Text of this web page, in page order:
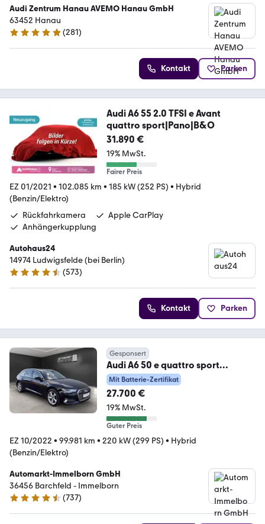
Audi Zentrum Hanau AVEMO Hanau GmbH
63452 Hanau
4.9 Sterne
(281)
Kontakt Parken
Audi A6 55 2.0 TFSI e Avant
quattro sport|Pano|B&O
31.890 €
19% MwSt.
Fairer Preis
EZ 01/2021 • 102.085 km • 185 kW (252 PS) • Hybrid
(Benzin/Elektro)
Rückfahrkamera
Apple CarPlay
Anhängerkupplung
Autohaus24
14974 Ludwigsfelde (bei Berlin)
4.3 Sterne
(573)
Kontakt Parken
Gesponsert
Audi A6 50 e quattro sport
Virtual*ACC*LED*NaviTouch
Mit Batterie-Zertifikat
27.700 €
19% MwSt.
Guter Preis
EZ 10/2022 • 99.981 km • 220 kW (299 PS) • Hybrid
(Benzin/Elektro)
Automarkt-Immelborn GmbH
36456 Barchfeld - Immelborn
4.4 Sterne
(737)